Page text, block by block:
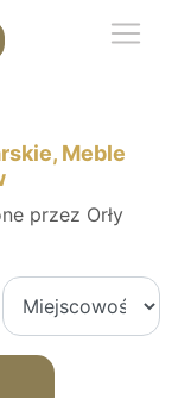
Meble
przez Orły